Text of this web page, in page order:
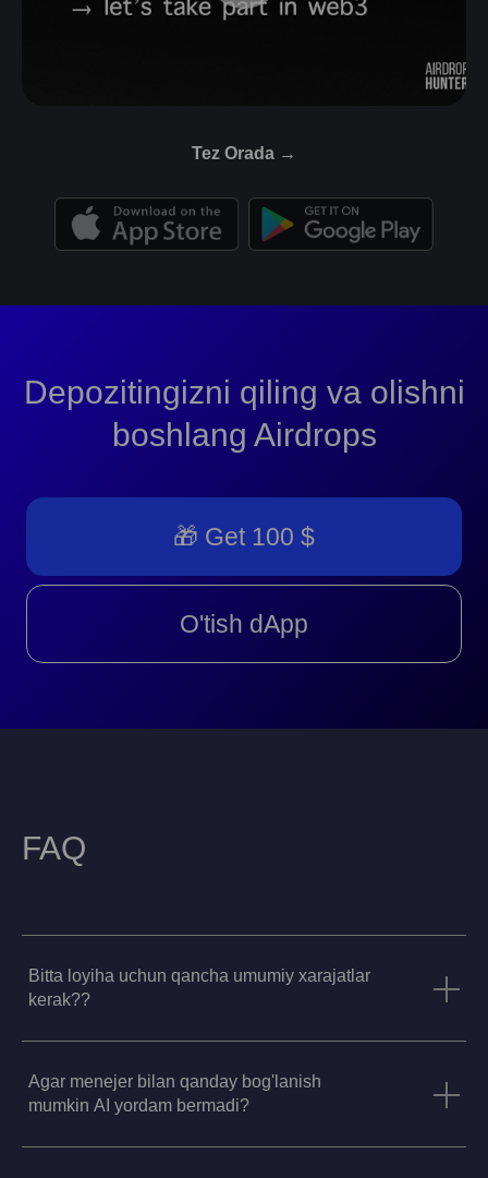
Tez Orada →
Depozitingizni qiling va olishni
boshlang Airdrops
🎁 Get 100 $
O'tish dApp
FAQ
Bitta loyiha uchun qancha umumiy xarajatlar
kerak??
Agar menejer bilan qanday bog'lanish
mumkin AI yordam bermadi?